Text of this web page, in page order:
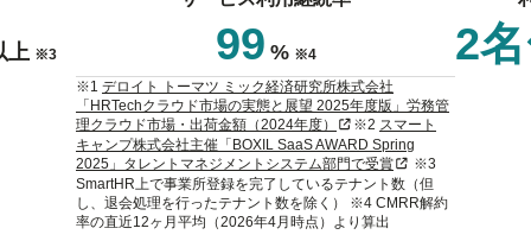
上 ※3 99 % ※4 2
※1 デロイト トーマツ ミック経済研究所株式会社
「HRTechクラウド市場の実態と展望 2025年度版」労務管
理クラウド市場・出荷金額（2024年度）
新規タブまたはウィンドウで
※2 スマート
キャンプ株式会社主催「BOXIL SaaS AWARD Spring
2025」タレントマネジメントシステム部門で受賞新規タブまたはウィ
※3
SmartHR上で事業所登録を完了しているテナント数（但
し、退会処理を行ったテナント数を除く） ※4 CMRR解約
率の直近12ヶ月平均（2026年4月時点）より算出